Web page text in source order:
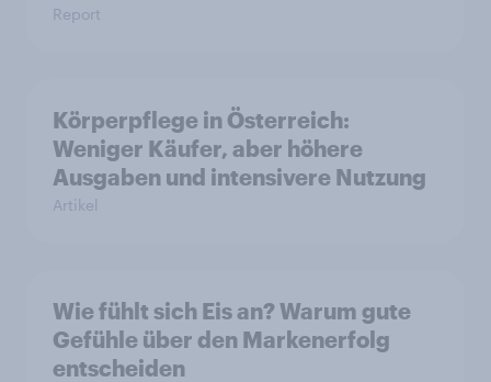
Report
Körperpflege in Österreich:
Weniger Käufer, aber höhere
Ausgaben und intensivere Nutzung
Artikel
Wie fühlt sich Eis an? Warum gute
Gefühle über den Markenerfolg
entscheiden